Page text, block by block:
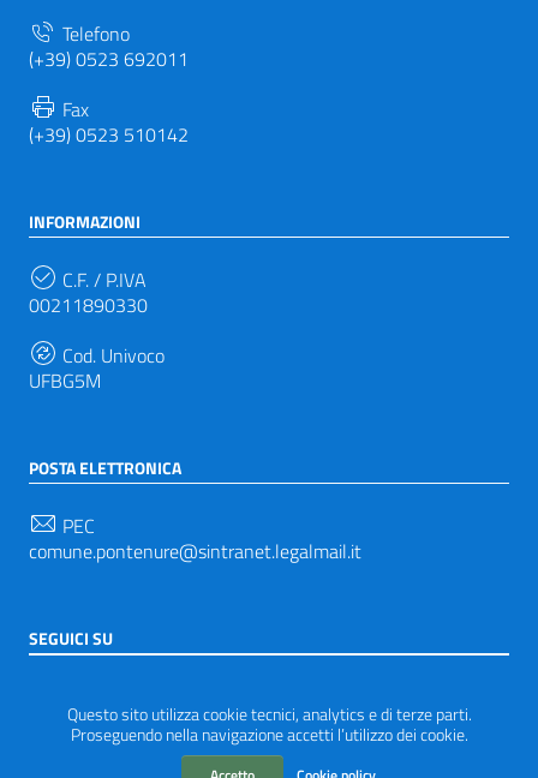
Questo sito utilizza cookie tecnici, analytics e di terze parti.
Proseguendo nella navigazione accetti l’utilizzo dei cookie.
Telefono
(+39) 0523 692011
Fax
(+39) 0523 510142
INFORMAZIONI
C.F. / P.IVA
00211890330
Cod. Univoco
UFBG5M
POSTA ELETTRONICA
PEC
comune.pontenure@sintranet.legalmail.it
SEGUICI SU
ItaliaWP2
| Basato sul Prototipo per siti PA di AgID